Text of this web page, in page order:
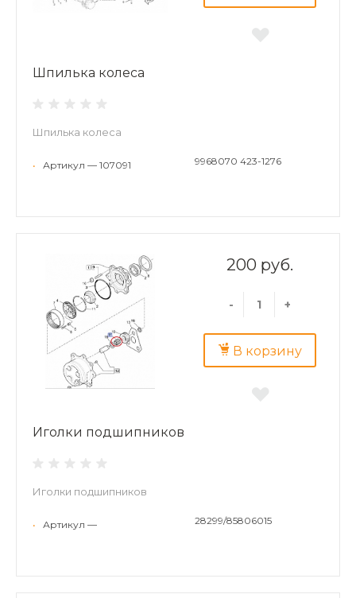
Шпилька колеса
Шпилька колеса
• Артикул — 107091 9968070 423-1276
200 руб.
- +
В корзину
Иголки подшипников
Иголки подшипников
• Артикул — 28299/85806015